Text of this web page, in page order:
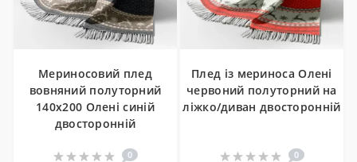
Мериносовий плед
вовняний полуторний
140х200 Олені синій
двосторонній
0
Плед із мериноса Олені
червоний полуторний на
ліжко/диван двосторонній
0